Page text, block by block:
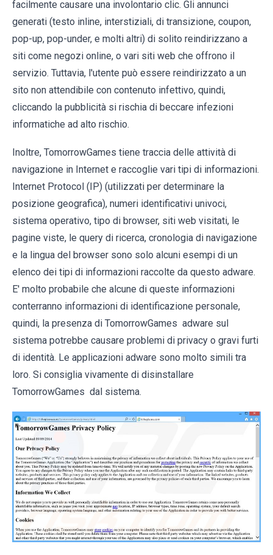
facilmente causare una involontario clic. Gli annunci
generati (testo inline, interstiziali, di transizione, coupon,
pop-up, pop-under, e molti altri) di solito reindirizzano a
siti come negozi online, o vari siti web che offrono il
servizio. Tuttavia, l'utente può essere reindirizzato a un
sito non attendibile con contenuto infettivo, quindi,
cliccando la pubblicità si rischia di beccare infezioni
informatiche ad alto rischio.
Inoltre, TomorrowGames tiene traccia delle attività di
navigazione in Internet e raccoglie vari tipi di informazioni.
Internet Protocol (IP) (utilizzati per determinare la
posizione geografica), numeri identificativi univoci,
sistema operativo, tipo di browser, siti web visitati, le
pagine viste, le query di ricerca, cronologia di navigazione
e la lingua del browser sono solo alcuni esempi di un
elenco dei tipi di informazioni raccolte da questo adware.
E' molto probabile che alcune di queste informazioni
conterranno informazioni di identificazione personale,
quindi, la presenza di TomorrowGames adware sul
sistema potrebbe causare problemi di privacy o gravi furti
di identità. Le applicazioni adware sono molto simili tra
loro. Si consiglia vivamente di disinstallare
TomorrowGames dal sistema.